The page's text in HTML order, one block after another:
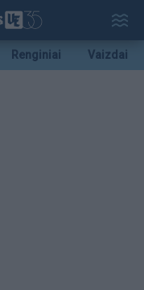
Renginiai Vaizdai